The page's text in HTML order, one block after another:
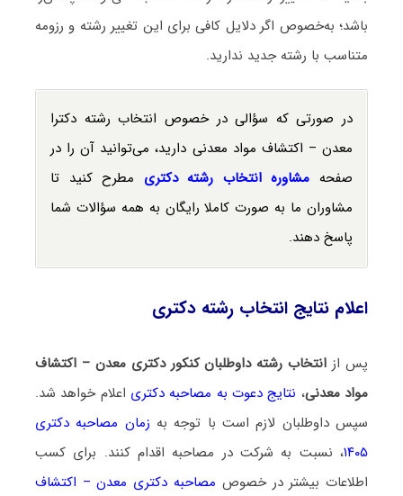
باشد؛ به‌خصوص اگر دلایل کافی برای این تغییر رشته و رزومه
متناسب با رشته جدید ندارید.
در صورتی که سؤالی در خصوص انتخاب رشته دکترا
معدن – اکتشاف مواد معدنی دارید، می‌توانید آن را در
صفحه مشاوره انتخاب رشته دکتری مطرح کنید تا
مشاوران ما به صورت کاملا رایگان به همه سؤالات شما
پاسخ دهند.
اعلام نتایج انتخاب رشته دکتری
پس از انتخاب رشته داوطلبان کنکور دکتری معدن – اکتشاف
مواد معدنی، نتایج دعوت به مصاحبه دکتری اعلام خواهد شد.
سپس داوطلبان لازم است با توجه به زمان مصاحبه دکتری
۱۴۰۵، نسبت به شرکت در مصاحبه اقدام کنند. برای کسب
اطلاعات بیشتر در خصوص مصاحبه دکتری معدن – اکتشاف